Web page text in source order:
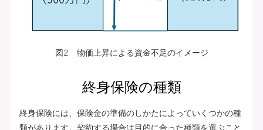
図2 物価上昇による資金不足のイメージ
終身保険の種類
終身保険には、保険金の準備のしかたによっていくつかの種
類があります。契約する場合は目的に合った種類を選ぶこと